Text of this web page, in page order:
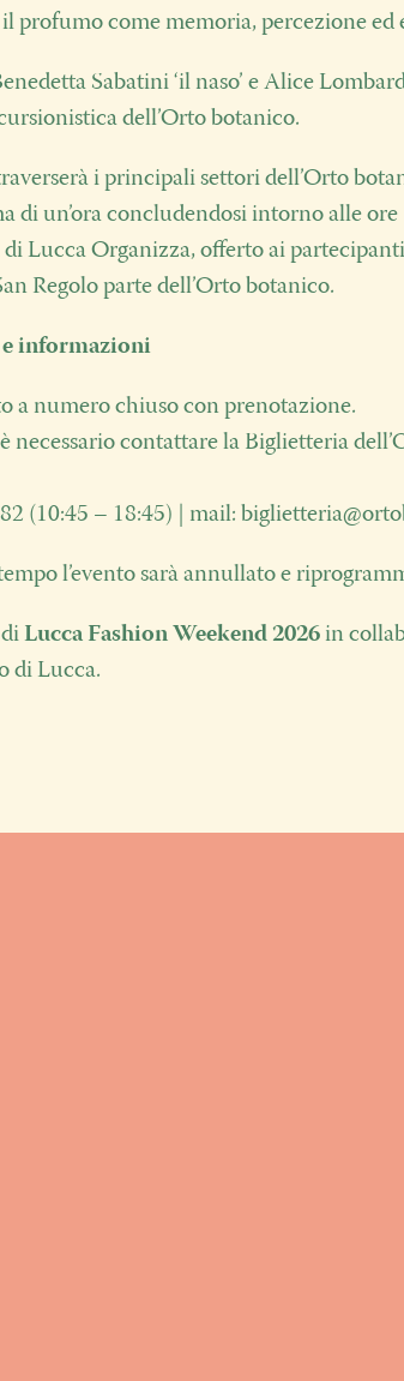
profumo come memoria, percezione ed
Sabatini ‘il naso’ e Alice
dell’Orto botanico.
i principali settori dell’Orto
di un’ora concludendosi intorno alle ore
Lucca Organizza, offerto ai
Regolo parte dell’Orto botanico.
informazioni
a numero chiuso con prenotazione.
necessario contattare la Biglietteria
(10:45 – 18:45) | mail:
l’evento sarà annullato e
Lucca Fashion Weekend 2026 in
di Lucca.